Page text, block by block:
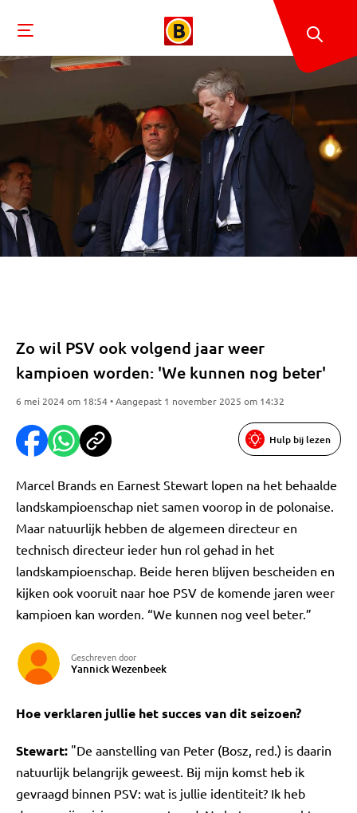
Zo wil PSV ook volgend jaar weer
kampioen worden: 'We kunnen nog beter'
6 mei 2024 om 18:54 • Aangepast 1 november 2025 om 14:32
Hulp bij lezen
Marcel Brands en Earnest Stewart lopen na het behaalde
landskampioenschap niet samen voorop in de polonaise.
Maar natuurlijk hebben de algemeen directeur en
technisch directeur ieder hun rol gehad in het
landskampioenschap. Beide heren blijven bescheiden en
kijken ook vooruit naar hoe PSV de komende jaren weer
kampioen kan worden. “We kunnen nog veel beter.”
Geschreven door
Yannick Wezenbeek
Hoe verklaren jullie het succes van dit seizoen?
Stewart: "De aanstelling van Peter (Bosz, red.) is daarin
natuurlijk belangrijk geweest. Bij mijn komst heb ik
gevraagd binnen PSV: wat is jullie identiteit? Ik heb